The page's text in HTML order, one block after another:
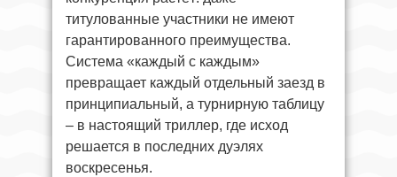
титулованные участники не имеют
гарантированного преимущества.
Система «каждый с каждым»
превращает каждый отдельный заезд в
принципиальный, а турнирную таблицу
– в настоящий триллер, где исход
решается в последних дуэлях
воскресенья.